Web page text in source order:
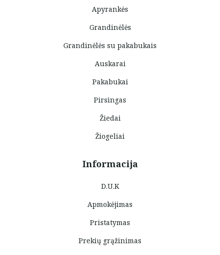
Apyrankės
Grandinėlės
Grandinėlės su pakabukais
Auskarai
Pakabukai
Pirsingas
Žiedai
Žiogeliai
Informacija
D.U.K
Apmokėjimas
Pristatymas
Prekių grąžinimas